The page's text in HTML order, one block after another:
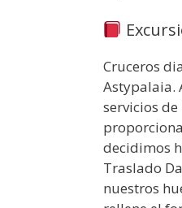
Cruceros
Astypalaia.
servicios
decidimos
Traslado
nuestros